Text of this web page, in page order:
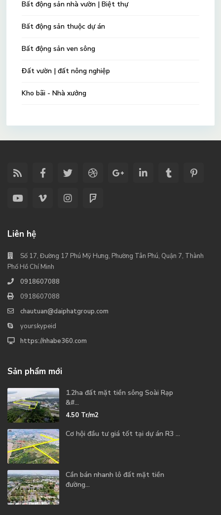
Bất động sản nhà vườn | Biệt thự
Bất động sản thuộc dự án
Bất động sản ven sông
Đất vườn | đất nông nghiệp
Kho bãi - Nhà xưởng
Liên hệ
Số 17, Đường 17 Phú Mỹ Hưng, Phường Tân Phú, Quận 7, Thành
Phố Hồ Chí Minh
0918607088
0918607088
chautuan@daiphatgroup.com
yourskypeid
https://nhabe360.com
Sản phẩm mới
1.2ha đất mặt tiền sông Soài Rạp
&#...
4.50 Tr/m2
Cơ hội đầu tư giá tốt tại dự án R3 ...
Cần bán nhanh lô đất mặt tiền
đường...